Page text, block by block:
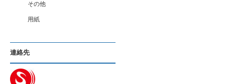
その他
用紙
連絡先